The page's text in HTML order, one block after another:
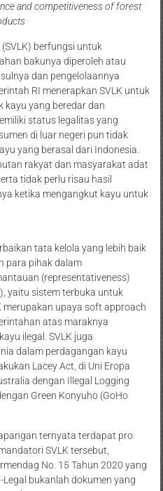
and competitiveness of forest
berfungsi untuk
bakunya diperoleh atau
dan pengelolaannya
RI menerapkan SVLK untuk
kayu yang beredar dan
status legalitas yang
di luar negeri pun tidak
yang berasal dari Indonesia.
rakyat dan masyarakat adat
tidak perlu risau hasil
ketika mengangkut kayu untuk
tata kelola yang lebih baik
para pihak dalam
(representativeness)
yaitu sistem terbuka untuk
merupakan upaya soft approach
atas maraknya
ilegal. SVLK juga
dalam perdagangan kayu
Lacey Act, di Uni Eropa
dengan Illegal Logging
Green Konyuho (GoHo
ternyata terdapat pro
SVLK tersebut,
No. 15 Tahun 2020 yang
bukanlah dokumen yang